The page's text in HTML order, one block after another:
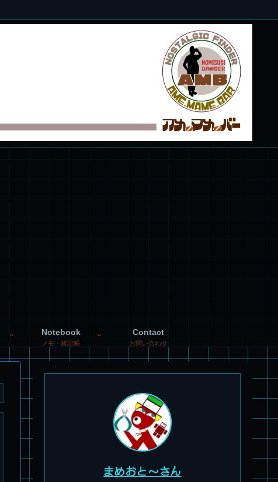
Notebook
メモ・雑記帳
Contact
お問い合わせ
まめおと～さん